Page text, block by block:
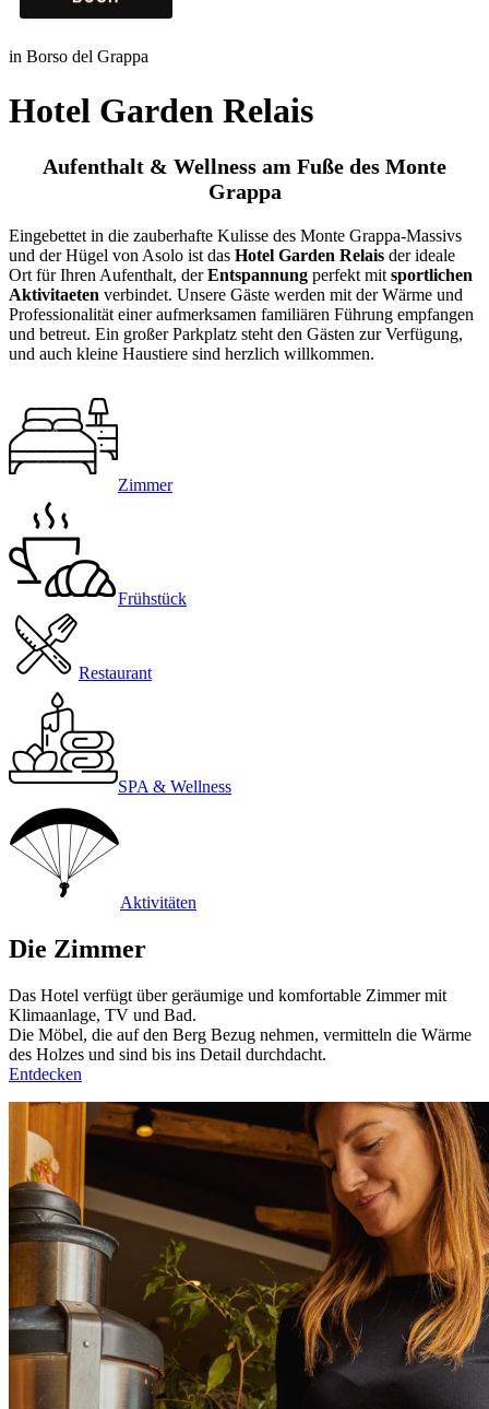
in Borso del Grappa
Hotel Garden Relais
Aufenthalt & Wellness am Fuße des Monte
Grappa
Eingebettet in die zauberhafte Kulisse des Monte Grappa-Massivs
und der Hügel von Asolo ist das Hotel Garden Relais der ideale
Ort für Ihren Aufenthalt, derEntspannung perfekt mit sportlichen
Aktivitaeten verbindet. Unsere Gäste werden mit der Wärme und
Professionalität einer aufmerksamen familiären Führung empfangen
und betreut. Ein großer Parkplatz steht den Gästen zur Verfügung,
und auch kleine Haustiere sind herzlich willkommen.
Zimmer
Frühstück
Restaurant
SPA & Wellness
Aktivitäten
Die Zimmer
Das Hotel verfügt über geräumige und komfortable Zimmer mit
Klimaanlage, TV und Bad.
Die Möbel, die auf den Berg Bezug nehmen, vermitteln die Wärme
des Holzes und sind bis ins Detail durchdacht.
Entdecken